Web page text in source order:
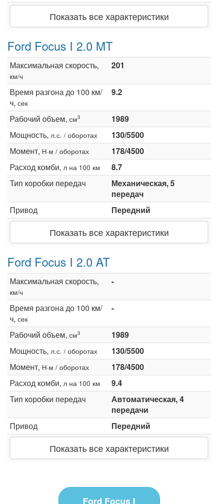
Показать все характеристики
Ford Focus I 2.0 MT
Максимальная скорость,
км/ч
201
Время разгона до 100 км/
ч, сек
9.2
Рабочий объем, см3
1989
Мощность, л.с. / оборотах
130/5500
Момент, Н·м / оборотах
178/4500
Расход комби, л на 100 км
8.7
Тип коробки передач
Механическая, 5
передач
Привод
Передний
Показать все характеристики
Ford Focus I 2.0 AT
Максимальная скорость,
км/ч
-
Время разгона до 100 км/
ч, сек
-
Рабочий объем, см3
1989
Мощность, л.с. / оборотах
130/5500
Момент, Н·м / оборотах
178/4500
Расход комби, л на 100 км
9.4
Тип коробки передач
Автоматическая, 4
передачи
Привод
Передний
Показать все характеристики
Ford Focus I